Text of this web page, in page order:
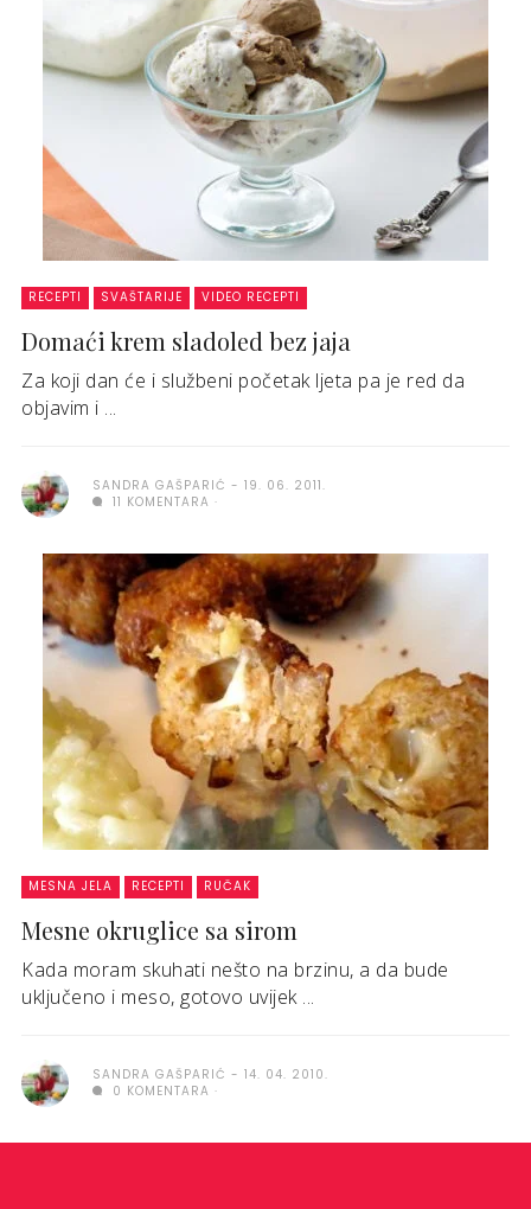
RECEPTI SVAŠTARIJE VIDEO RECEPTI
Domaći krem sladoled bez jaja
Za koji dan će i službeni početak ljeta pa je red da
objavim i ...
SANDRA GAŠPARIĆ
19. 06. 2011.
11 KOMENTARA
MESNA JELA RECEPTI RUČAK
Mesne okruglice sa sirom
Kada moram skuhati nešto na brzinu, a da bude
uključeno i meso, gotovo uvijek ...
SANDRA GAŠPARIĆ
14. 04. 2010.
0 KOMENTARA